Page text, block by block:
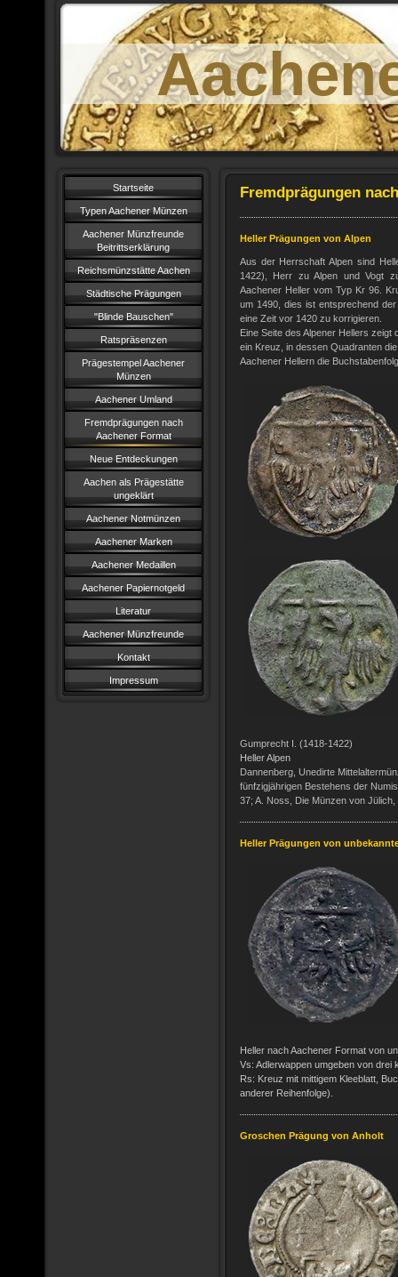
Startseite
Typen Aachener Münzen
Aachener Münzfreunde
Beitrittserklärung
Reichsmünzstätte Aachen
Städtische Prägungen
"Blinde Bauschen"
Ratspräsenzen
Prägestempel Aachener
Münzen
Aachener Umland
Fremdprägungen nach
Aachener Format
Neue Entdeckungen
Aachen als Prägestätte
ungeklärt
Aachener Notmünzen
Aachener Marken
Aachener Medaillen
Aachener Papiernotgeld
Literatur
Aachener Münzfreunde
Kontakt
Impressum
Fremdprägungen
Heller Prägungen von Alpen
Aus der Herrschaft Alpen sind
1422), Herr zu Alpen und Vogt
Aachener Heller vom Typ Kr 96.
um 1490, dies ist entsprechend
eine Zeit vor 1420 zu korrigieren.
Eine Seite des Alpener Hellers zeigt
ein Kreuz, in dessen Quadranten
Aachener Hellern die
Gumprecht I. (1418-1422)
Heller Alpen
Dannenberg, Unedirte
fünfzigjährigen Bestehens der
37; A. Noss, Die Münzen von
Heller Prägungen von
Heller nach Aachener Format von
Vs: Adlerwappen umgeben von drei
Rs: Kreuz mit mittigem Kleeblatt,
anderer Reihenfolge).
Groschen Prägung von Anholt